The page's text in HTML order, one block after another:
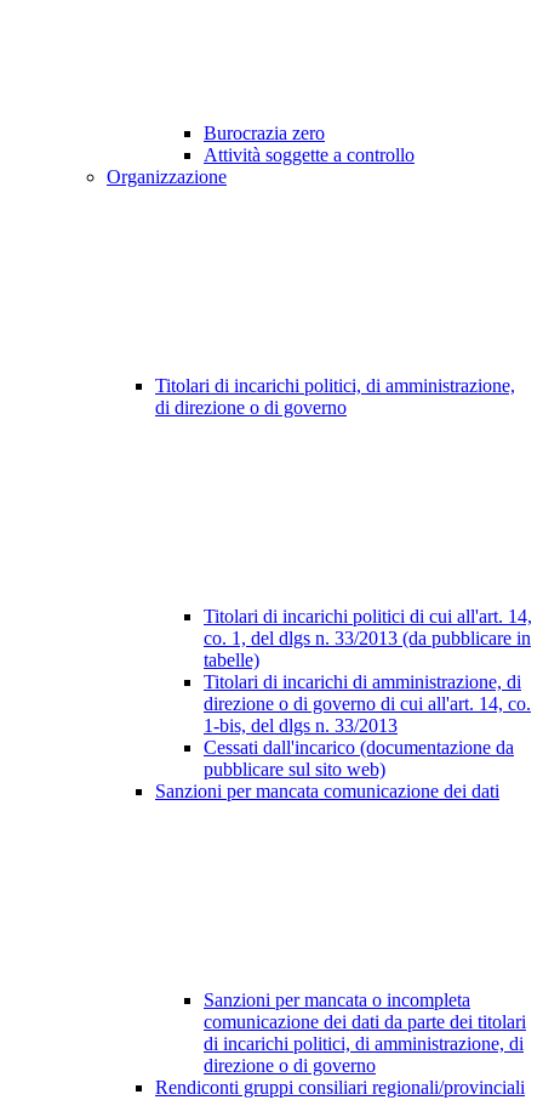
Burocrazia zero
Attività soggette a controllo
Organizzazione
Titolari di incarichi politici, di amministrazione,
di direzione o di governo
Titolari di incarichi politici di cui all'art. 14,
co. 1, del dlgs n. 33/2013 (da pubblicare in
tabelle)
Titolari di incarichi di amministrazione, di
direzione o di governo di cui all'art. 14, co.
1-bis, del dlgs n. 33/2013
Cessati dall'incarico (documentazione da
pubblicare sul sito web)
Sanzioni per mancata comunicazione dei dati
Sanzioni per mancata o incompleta
comunicazione dei dati da parte dei titolari
di incarichi politici, di amministrazione, di
direzione o di governo
Rendiconti gruppi consiliari regionali/provinciali